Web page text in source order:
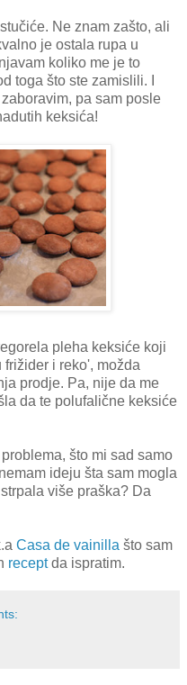
Ne znam zašto, ali
je ostala rupa u
koliko me je to
toga što ste zamislili. I
pa sam posle
keksića!
pleha keksiće koji
i reko', možda
prodje. Pa, nije da me
da te polufalične keksiće
što mi sad samo
ideju šta sam mogla
više praška? Da
Casa de vainilla što sam
receptda ispratim.